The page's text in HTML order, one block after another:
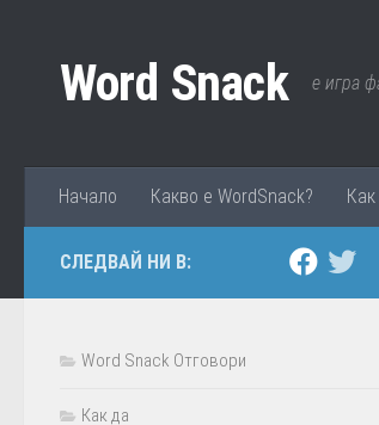
Word Snack е игра
Начало Какво е WordSnack?
СЛЕДВАЙ НИ В:
Word Snack Отговори
Как да